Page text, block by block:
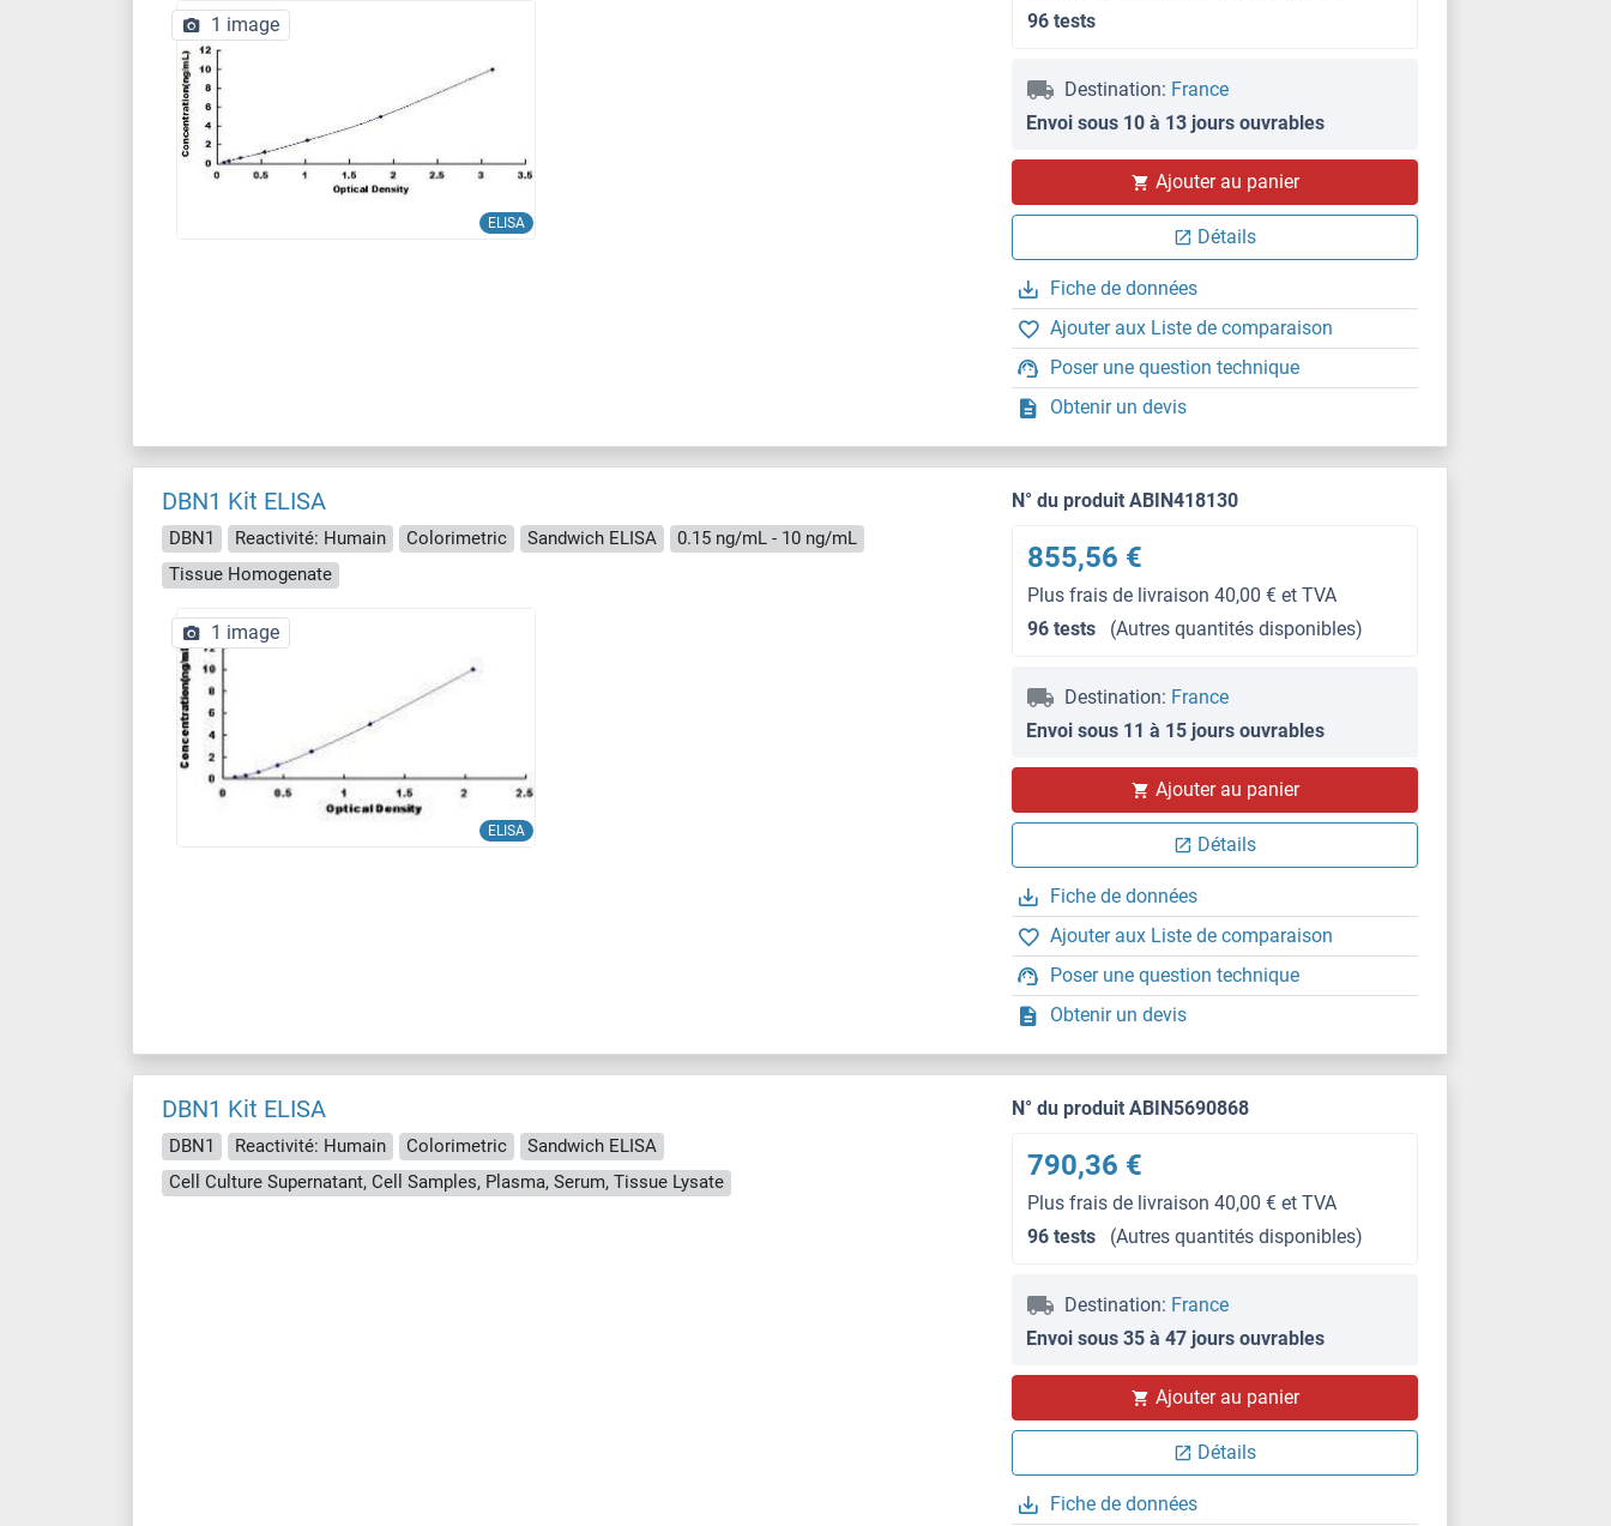
ELISA
1 image
96 tests
Destination: France
Envoi sous 10 à 13 jours ouvrables
Ajouter au panier
Détails
Fiche de données
Ajouter aux Liste de comparaison
Poser une question technique
Obtenir un devis
DBN1 Kit ELISA
DBN1 Reactivité: Humain Colorimetric Sandwich ELISA
0.15 ng/mL - 10 ng/mL
Tissue Homogenate
ELISA
1 image
N° du produit ABIN418130
855,56 €
Plus frais de livraison 40,00 € et TVA
96 tests
(Autres quantités disponibles)
Destination: France
Envoi sous 11 à 15 jours ouvrables
Ajouter au panier
Détails
Fiche de données
Ajouter aux Liste de comparaison
Poser une question technique
Obtenir un devis
DBN1 Kit ELISA
DBN1 Reactivité: Humain Colorimetric
Sandwich ELISA
Cell Culture Supernatant, Cell Samples, Plasma, Serum, Tissue Lysate
N° du produit ABIN5690868
790,36 €
Plus frais de livraison 40,00 € et TVA
96 tests
(Autres quantités disponibles)
Destination: France
Envoi sous 35 à 47 jours ouvrables
Ajouter au panier
Détails
Fiche de données